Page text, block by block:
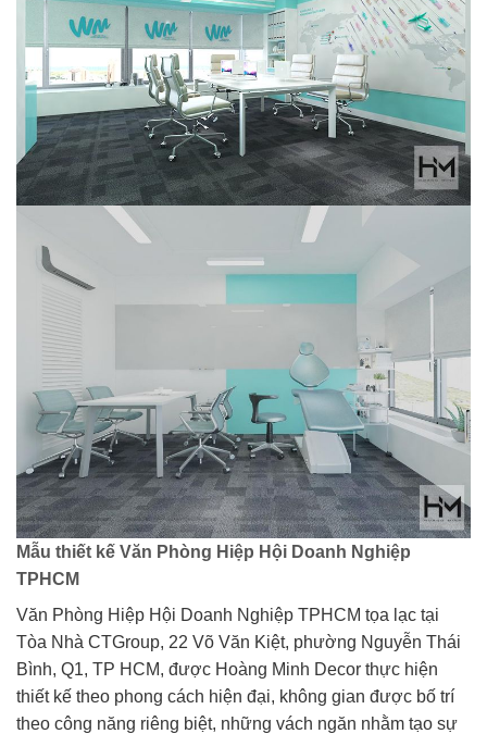
Mẫu thiết kế Văn Phòng Hiệp Hội Doanh Nghiệp
TPHCM
Văn Phòng Hiệp Hội Doanh Nghiệp TPHCM tọa lạc tại
Tòa Nhà CTGroup, 22 Võ Văn Kiệt, phường Nguyễn Thái
Bình, Q1, TP HCM, được Hoàng Minh Decor thực hiện
thiết kế theo phong cách hiện đại, không gian được bố trí
theo công năng riêng biệt, những vách ngăn nhằm tạo sự